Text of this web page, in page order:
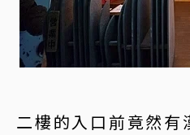
二樓的入口前竟然有